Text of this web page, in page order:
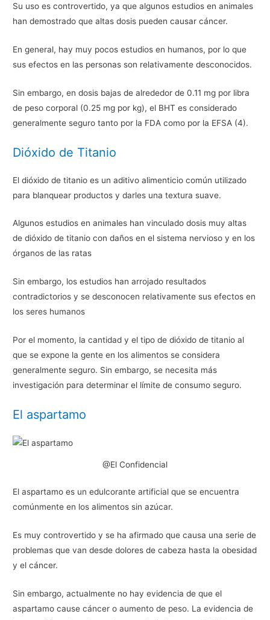
Su uso es controvertido, ya que algunos estudios en animales
han demostrado que altas dosis pueden causar cáncer.
En general, hay muy pocos estudios en humanos, por lo que
sus efectos en las personas son relativamente desconocidos.
Sin embargo, en dosis bajas de alrededor de 0.11 mg por libra
de peso corporal (0.25 mg por kg), el BHT es considerado
generalmente seguro tanto por la FDA como por la EFSA (4).
Dióxido de Titanio
El dióxido de titanio es un aditivo alimenticio común utilizado
para blanquear productos y darles una textura suave.
Algunos estudios en animales han vinculado dosis muy altas
de dióxido de titanio con daños en el sistema nervioso y en los
órganos de las ratas
Sin embargo, los estudios han arrojado resultados
contradictorios y se desconocen relativamente sus efectos en
los seres humanos
Por el momento, la cantidad y el tipo de dióxido de titanio al
que se expone la gente en los alimentos se considera
generalmente seguro. Sin embargo, se necesita más
investigación para determinar el límite de consumo seguro.
El aspartamo
@El Confidencial
El aspartamo es un edulcorante artificial que se encuentra
comúnmente en los alimentos sin azúcar.
Es muy controvertido y se ha afirmado que causa una serie de
problemas que van desde dolores de cabeza hasta la obesidad
y el cáncer.
Sin embargo, actualmente no hay evidencia de que el
aspartamo cause cáncer o aumento de peso. La evidencia de